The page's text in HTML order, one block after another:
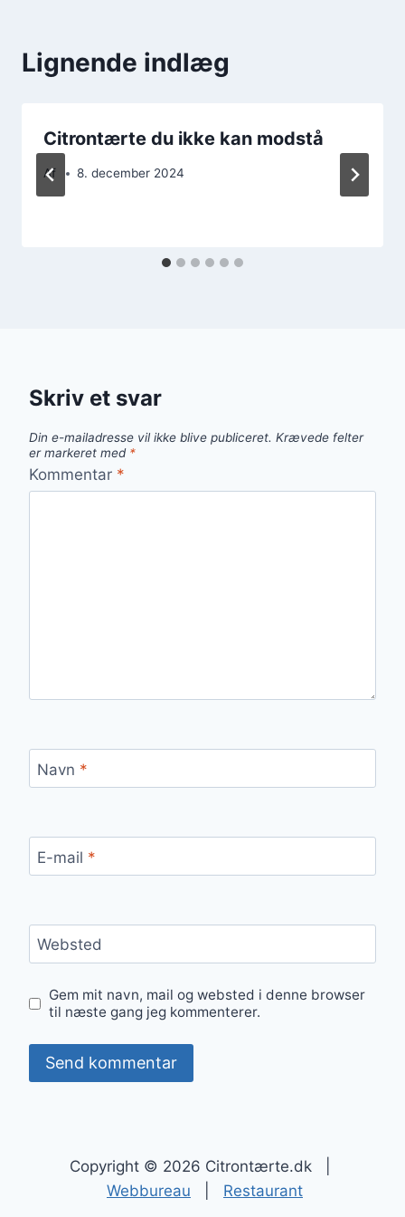
Lignende indlæg
Citrontærte du ikke kan modstå
Af 8. december 2024
Skriv et svar
Din e-mailadresse vil ikke blive publiceret. Krævede felter
er markeret med *
Kommentar *
Navn *
E-mail *
Websted
Gem mit navn, mail og websted i denne browser
til næste gang jeg kommenterer.
Copyright © 2026 Citrontærte.dk |
Webbureau
Restaurant